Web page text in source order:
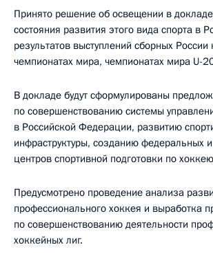
Принято решение об освещении в
состояния развития этого вида спорта в
результатов выступлений сборных
чемпионатах мира, чемпионатах мира U-
В докладе будут сформулированы
по совершенствованию системы
в Российской Федерации, развитию
инфраструктуры, созданию федеральных
центров спортивной подготовки по
Предусмотрено проведение анализа
профессионального хоккея и выработка
по совершенствованию деятельности
хоккейных лиг.